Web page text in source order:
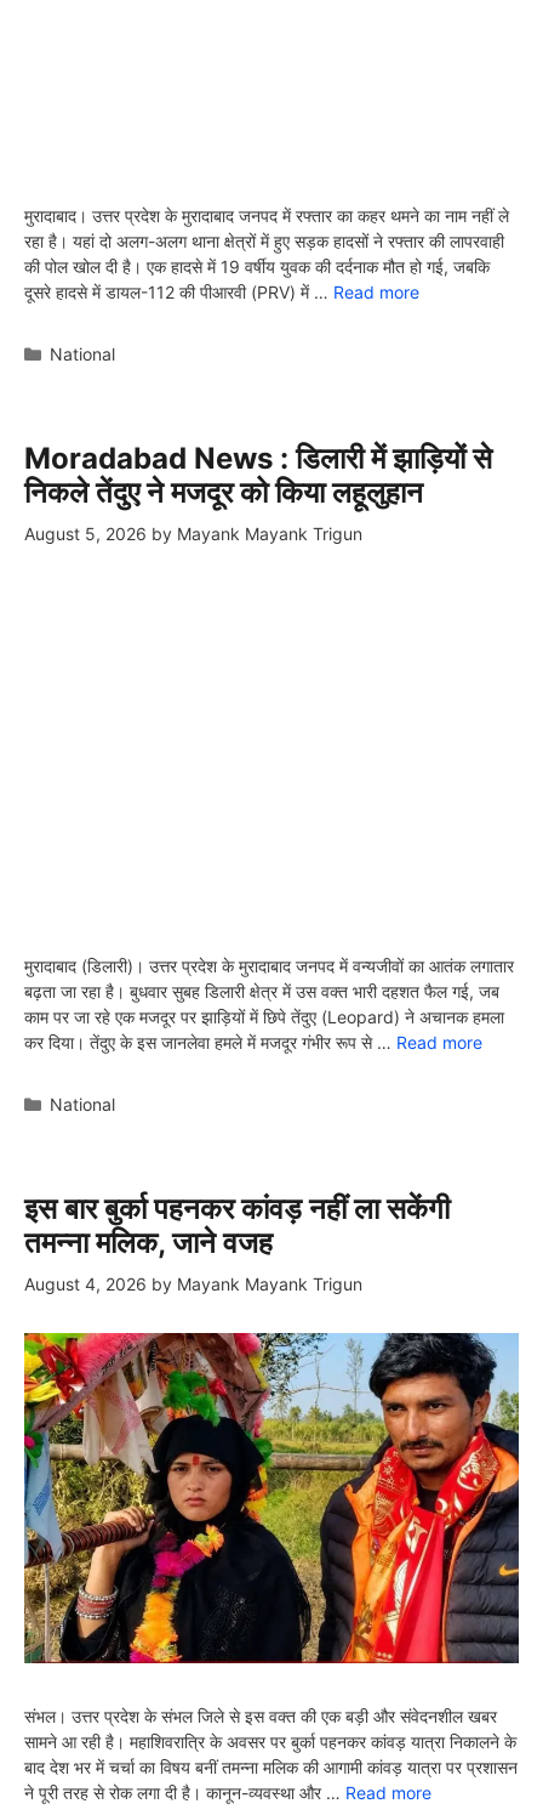
मुरादाबाद। उत्तर प्रदेश के मुरादाबाद जनपद में रफ्तार का कहर थमने का नाम नहीं ले
रहा है। यहां दो अलग-अलग थाना क्षेत्रों में हुए सड़क हादसों ने रफ्तार की लापरवाही
की पोल खोल दी है। एक हादसे में 19 वर्षीय युवक की दर्दनाक मौत हो गई, जबकि
दूसरे हादसे में डायल-112 की पीआरवी (PRV) में … Read more
Categories
National
Moradabad News : डिलारी में झाड़ियों से
निकले तेंदुए ने मजदूर को किया लहूलुहान
August 5, 2026 by Mayank Mayank Trigun
मुरादाबाद (डिलारी)। उत्तर प्रदेश के मुरादाबाद जनपद में वन्यजीवों का आतंक लगातार
बढ़ता जा रहा है। बुधवार सुबह डिलारी क्षेत्र में उस वक्त भारी दहशत फैल गई, जब
काम पर जा रहे एक मजदूर पर झाड़ियों में छिपे तेंदुए (Leopard) ने अचानक हमला
कर दिया। तेंदुए के इस जानलेवा हमले में मजदूर गंभीर रूप से … Read more
Categories
National
इस बार बुर्का पहनकर कांवड़ नहीं ला सकेंगी
तमन्ना मलिक, जाने वजह
August 4, 2026 by Mayank Mayank Trigun
संभल। उत्तर प्रदेश के संभल जिले से इस वक्त की एक बड़ी और संवेदनशील खबर
सामने आ रही है। महाशिवरात्रि के अवसर पर बुर्का पहनकर कांवड़ यात्रा निकालने के
बाद देश भर में चर्चा का विषय बनीं तमन्ना मलिक की आगामी कांवड़ यात्रा पर प्रशासन
ने पूरी तरह से रोक लगा दी है। कानून-व्यवस्था और … Read more